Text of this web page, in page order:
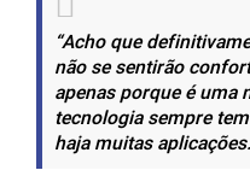
“Acho que
não se sentirão
apenas porque é uma
tecnologia sempre
haja muitas